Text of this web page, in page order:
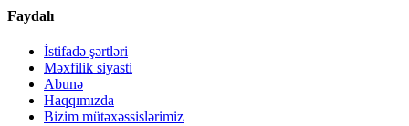
Faydalı
İstifadə şərtləri
Məxfilik siyasti
Abunə
Haqqımızda
Bizim mütəxəssislərimiz